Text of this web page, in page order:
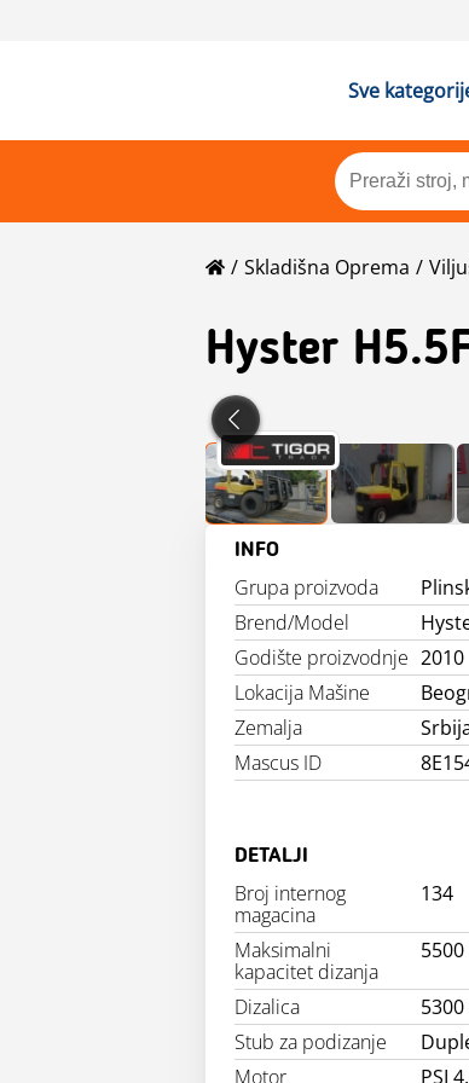
Sve
Skladišna Oprema
Hyster
INFO
Grupa proizvoda
Brend/Model
Godište proizvodnje 2010
Lokacija Mašine
Zemalja
Mascus ID
DETALJI
Broj internog
magacina
134
Maksimalni
kapacitet dizanja
5500
Dizalica
Stub za podizanje
Motor
PSI